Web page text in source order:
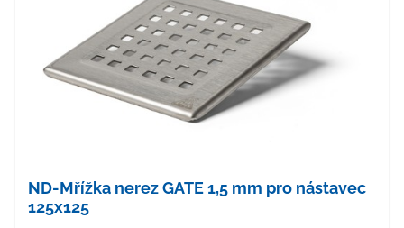
ND-Mřížka nerez GATE 1,5 mm pro nástavec
125x125